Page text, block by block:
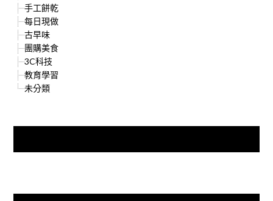
手工餅乾
每日現做
古早味
團購美食
3C科技
教育學習
未分類